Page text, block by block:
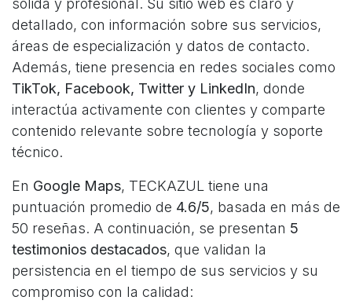
detallado, con información sobre sus servicios,
áreas de especialización y datos de contacto.
Además, tiene presencia en redes sociales como
TikTok, Facebook, Twitter y LinkedIn, donde
interactúa activamente con clientes y comparte
contenido relevante sobre tecnología y soporte
técnico.
En Google Maps, TECKAZUL tiene una
puntuación promedio de 4.6/5, basada en más de
50 reseñas. A continuación, se presentan 5
testimonios destacados, que validan la
persistencia en el tiempo de sus servicios y su
compromiso con la calidad: